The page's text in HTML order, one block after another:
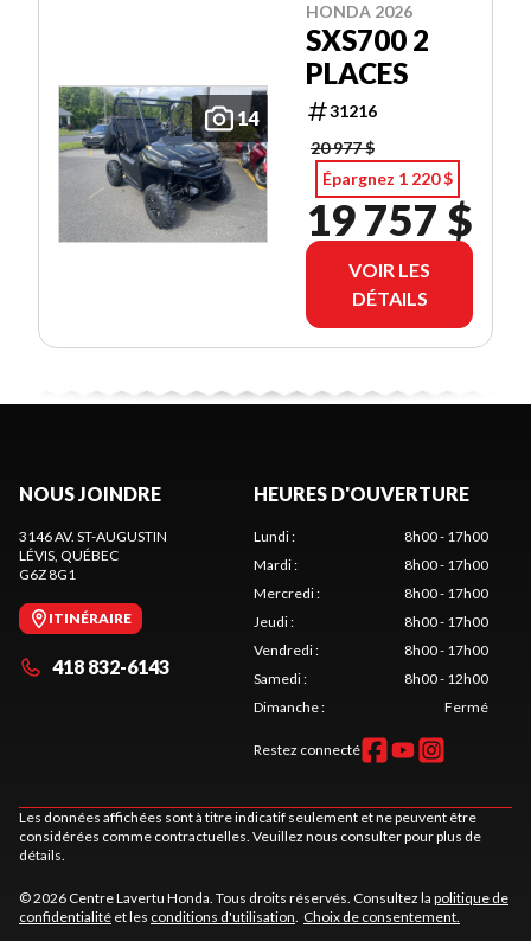
14
HONDA 2026
SXS700 2
PLACES
31216
20 977 $
Épargnez 1 220 $
19 757 $
VOIR LES
DÉTAILS
NOUS JOINDRE
3146 AV. ST-AUGUSTIN
LÉVIS, QUÉBEC
G6Z 8G1
ITINÉRAIRE
418 832-6143
HEURES D'OUVERTURE
Lundi:
8h00 - 17h00
Mardi:
8h00 - 17h00
Mercredi:
8h00 - 17h00
Jeudi:
8h00 - 17h00
Vendredi:
8h00 - 17h00
Samedi:
8h00 - 12h00
Dimanche: Fermé
Restez connecté
Les données affichées sont à titre indicatif seulement et ne peuvent être
considérées comme contractuelles. Veuillez nous consulter pour plus de
détails.
© 2026 Centre Lavertu Honda. Tous droits réservés. Consultez la politique de
confidentialité et les conditions d'utilisation. Choix de consentement.